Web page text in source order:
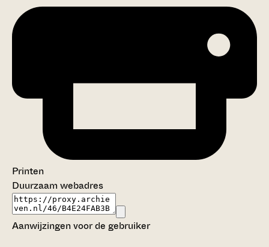
Printen
Duurzaam webadres
Aanwijzingen voor de gebruiker